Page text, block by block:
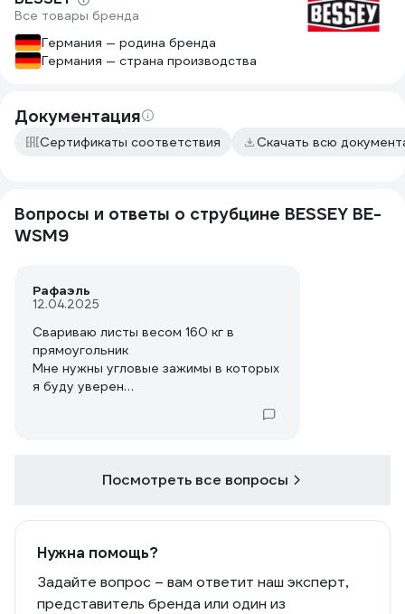
Все товары бренда
Германия — родина бренда
Германия — страна производства
Документация
Сертификаты соответствия Скачать всю
Вопросы и ответы о струбцине BESSEY BE-
WSM9
Рафаэль
12.04.2025
Свариваю листы весом 160 кг в
прямоугольник
Мне нужны угловые зажимы в которых
я буду уверен
Посмотреть все вопросы
Нужна помощь?
Задайте вопрос – вам ответит наш эксперт,
представитель бренда или один из